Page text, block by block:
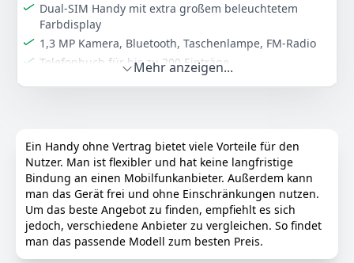
Dual-SIM Handy mit extra großem beleuchtetem
Farbdisplay
1,3 MP Kamera, Bluetooth, Taschenlampe, FM-Radio
Telefonbuch für bis zu 200 Einträge
Schwarz Swisstone 88 g
2995 €
UVP:36,64 €-18%
Anzeigen
Mehr anzeigen...
Ein Handy ohne Vertrag bietet viele Vorteile für den
Nutzer. Man ist flexibler und hat keine langfristige
Bindung an einen Mobilfunkanbieter. Außerdem kann
man das Gerät frei und ohne Einschränkungen nutzen.
Um das beste Angebot zu finden, empfiehlt es sich
jedoch, verschiedene Anbieter zu vergleichen. So findet
man das passende Modell zum besten Preis.